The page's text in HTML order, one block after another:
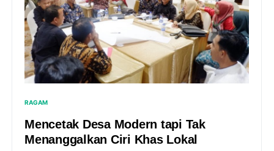
RAGAM
Mencetak Desa Modern tapi Tak
Menanggalkan Ciri Khas Lokal